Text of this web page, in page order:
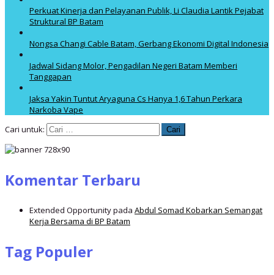
Perkuat Kinerja dan Pelayanan Publik, Li Claudia Lantik Pejabat
Struktural BP Batam
Nongsa Changi Cable Batam, Gerbang Ekonomi Digital Indonesia
Jadwal Sidang Molor, Pengadilan Negeri Batam Memberi
Tanggapan
Jaksa Yakin Tuntut Aryaguna Cs Hanya 1,6 Tahun Perkara
Narkoba Vape
Cari untuk:
Komentar Terbaru
Extended Opportunitypada Abdul Somad Kobarkan Semangat
Kerja Bersama di BP Batam
Tag Populer